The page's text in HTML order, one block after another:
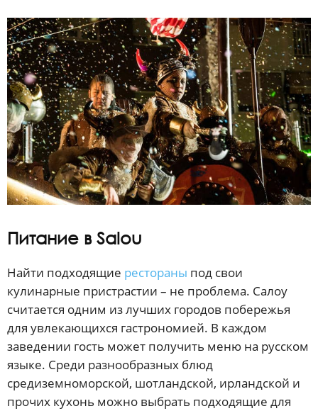
Питание в Salou
Найти подходящие рестораны под свои
кулинарные пристрастии – не проблема. Салоу
считается одним из лучших городов побережья
для увлекающихся гастрономией. В каждом
заведении гость может получить меню на русском
языке. Среди разнообразных блюд
средиземноморской, шотландской, ирландской и
прочих кухонь можно выбрать подходящие для